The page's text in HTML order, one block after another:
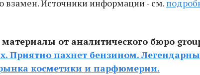
взамен. Источники информации - см.
от аналитического бюро
Приятно пахнет бензином.
косметики и парфюмерии.